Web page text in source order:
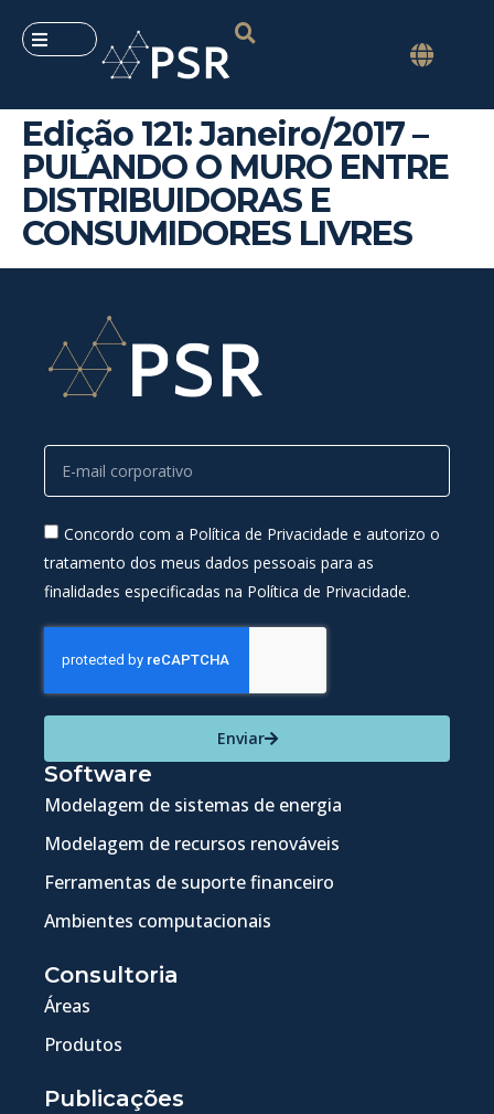
Edição 121: Janeiro/2017 –
PULANDO O MURO ENTRE
DISTRIBUIDORAS E
CONSUMIDORES LIVRES
Concordo com a Política de Privacidade e autorizo o
tratamento dos meus dados pessoais para as
finalidades especificadas na Política de Privacidade.
Enviar
Software
Modelagem de sistemas de energia
Modelagem de recursos renováveis
Ferramentas de suporte financeiro
Ambientes computacionais
Consultoria
Áreas
Produtos
Publicações